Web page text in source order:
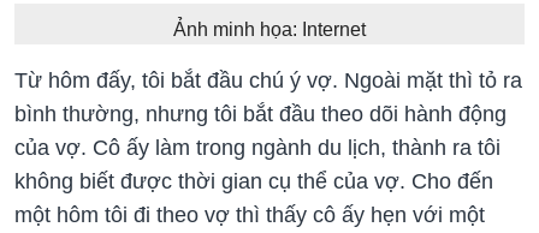
Ảnh minh họa: Internet
Từ hôm đấy, tôi bắt đầu chú ý vợ. Ngoài mặt thì tỏ ra
bình thường, nhưng tôi bắt đầu theo dõi hành động
của vợ. Cô ấy làm trong ngành du lịch, thành ra tôi
không biết được thời gian cụ thể của vợ. Cho đến
một hôm tôi đi theo vợ thì thấy cô ấy hẹn với một